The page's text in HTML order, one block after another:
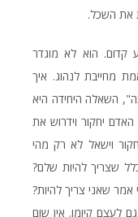
את השכל.
קדום. הוא לא מוגדר
מחייבת לנהוג. איך
השאלה היחידה היא
יחקור וידרוש את
וישאל לא רק מהי
שצריך להיות שלם?
שאני צריך להיות?
לעצם קיומו. אין שום